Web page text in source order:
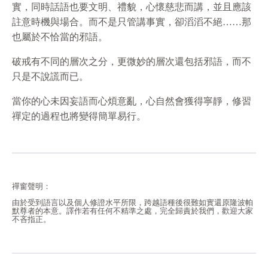
實，同時話語也要文明、禮貌，心懷慈悲而講，並且應該
註意時機與場合。而不是只管講事實，卻滔滔不絕……那
也屬於不恰當的邪語。
破戒有不同的層次之分，更微妙的層次還包括邪語，而不
只是不說謊而已。
當你的心未因妄語而心煩意亂，心自然會獲得寧靜，修習
禪定的過程也將變得簡單易行。
禪窗聲明：
由於受到語言以及個人修證水平所限，跨越語種後很難如實還原隆波帕
默尊者的本意。譯作若有任何不精準之處，完全歸責於我們，歡迎大家
不吝指正。